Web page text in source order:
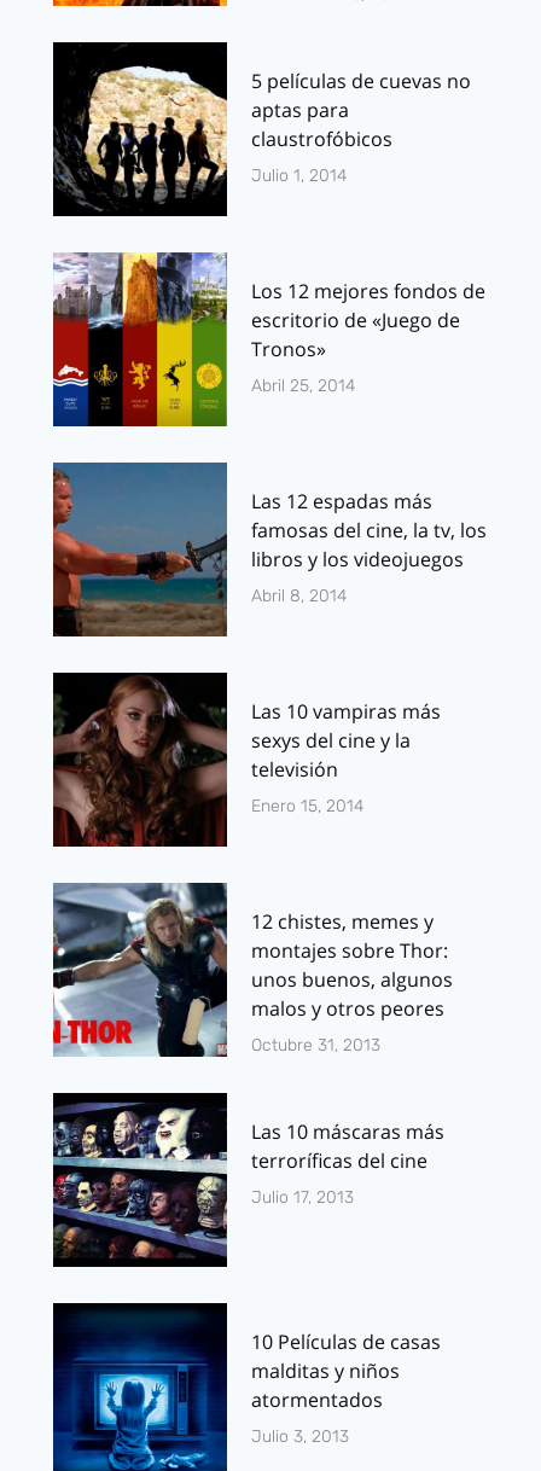
5 películas de cuevas no
aptas para
claustrofóbicos
Julio 1, 2014
Los 12 mejores fondos de
escritorio de «Juego de
Tronos»
Abril 25, 2014
Las 12 espadas más
famosas del cine, la tv, los
libros y los videojuegos
Abril 8, 2014
Las 10 vampiras más
sexys del cine y la
televisión
Enero 15, 2014
12 chistes, memes y
montajes sobre Thor:
unos buenos, algunos
malos y otros peores
Octubre 31, 2013
Las 10 máscaras más
terroríficas del cine
Julio 17, 2013
10 Películas de casas
malditas y niños
atormentados
Julio 3, 2013